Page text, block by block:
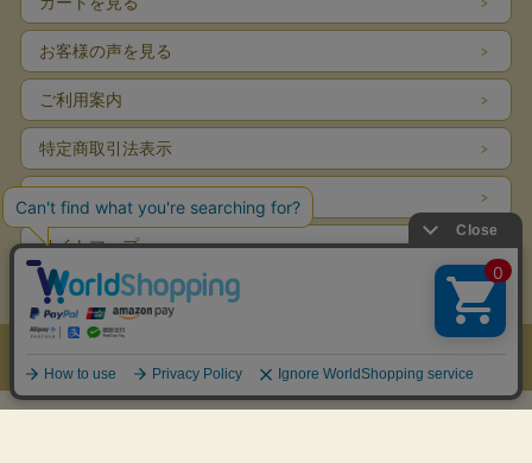
お客様の声を見る
ご利用案内
特定商取引法表示
個人情報の取扱い
サイトマップ
お問い合わせ
Copyright (C) All Rights Reserved.